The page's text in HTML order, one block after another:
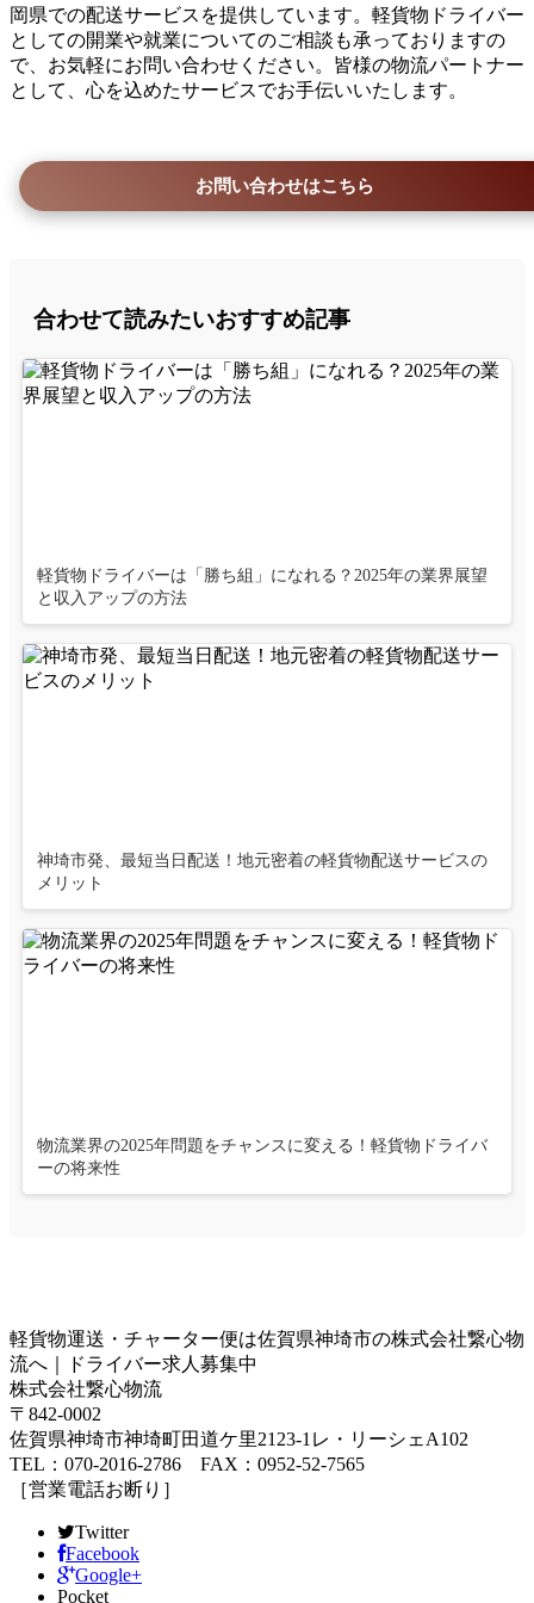
岡県での配送サービスを提供しています。軽貨物ドライバー
としての開業や就業についてのご相談も承っておりますの
で、お気軽にお問い合わせください。皆様の物流パートナー
として、心を込めたサービスでお手伝いいたします。
お問い合わせはこちら
合わせて読みたいおすすめ記事
軽貨物ドライバーは「勝ち組」になれる？2025年の業界展望
と収入アップの方法
神埼市発、最短当日配送！地元密着の軽貨物配送サービスの
メリット
物流業界の2025年問題をチャンスに変える！軽貨物ドライバ
ーの将来性
軽貨物運送・チャーター便は佐賀県神埼市の株式会社繋心物
流へ｜ドライバー求人募集中
株式会社繋心物流
〒842-0002
佐賀県神埼市神埼町田道ケ里2123-1レ・リーシェA102
TEL：070-2016-2786 FAX：0952-52-7565
［営業電話お断り］
Twitter
Facebook
Google+
Pocket